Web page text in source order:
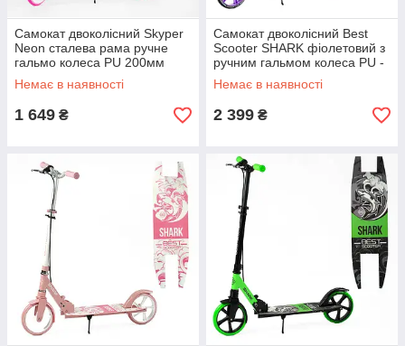
Самокат двоколісний Skyper
Neon сталева рама ручне
гальмо колеса PU 200мм
грипси гумові рожевий
Немає в наявності
1 649 ₴
Самокат двоколісний Best
Scooter SHARK фіолетовий з
ручним гальмом колеса PU -
200мм передній амортизатор
Немає в наявності
2 399 ₴